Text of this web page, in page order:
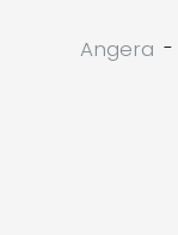
Angera -